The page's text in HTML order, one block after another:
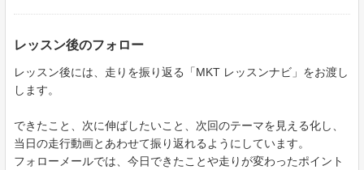
レッスン後のフォロー
レッスン後には、走りを振り返る「MKT レッスンナビ」をお渡し
します。
できたこと、次に伸ばしたいこと、次回のテーマを見える化し、
当日の走行動画とあわせて振り返れるようにしています。
フォローメールでは、今日できたことや走りが変わったポイント